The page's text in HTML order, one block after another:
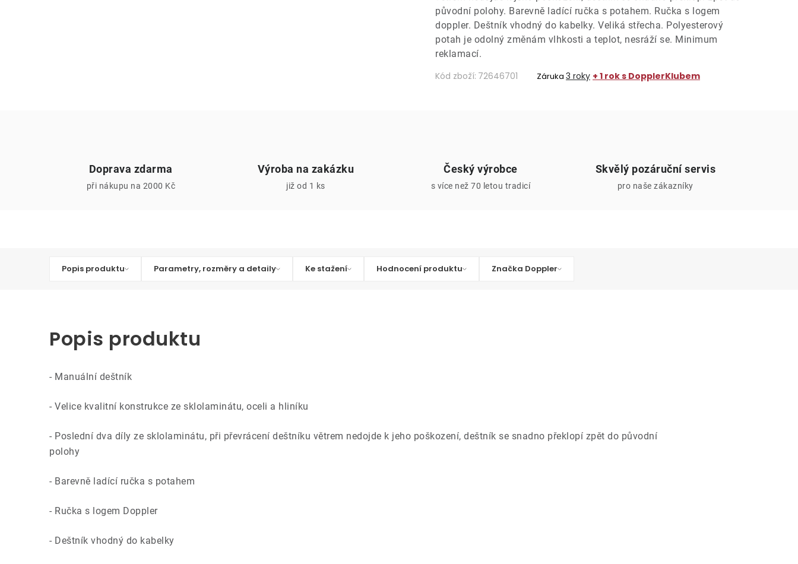
původní polohy. Barevně ladící ručka s potahem. Ručka s logem
doppler. Deštník vhodný do kabelky. Veliká střecha. Polyesterový
potah je odolný změnám vlhkosti a teplot, nesráží se. Minimum
reklamací.
Kód zboží: 72646701 Záruka 3 roky + 1 rok s DopplerKlubem
Doprava zdarma
při nákupu na 2000 Kč
Výroba na zakázku
již od 1 ks
Český výrobce
s více než 70 letou tradicí
Skvělý pozáruční servis
pro naše zákazníky
Popis produktu Parametry, rozměry a detaily Ke stažení Hodnocení produktu Značka Doppler
Popis produktu
- Manuální deštník
- Velice kvalitní konstrukce ze sklolaminátu, oceli a hliníku
- Poslední dva díly ze sklolaminátu, při převrácení deštníku větrem nedojde k jeho poškození, deštník se snadno překlopí zpět do původní
polohy
- Barevně ladící ručka s potahem
- Ručka s logem Doppler
- Deštník vhodný do kabelky